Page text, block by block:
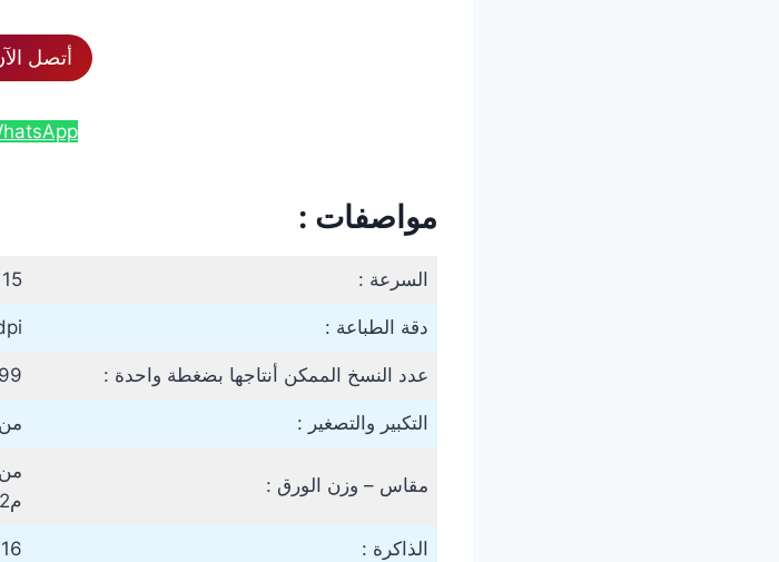
أتصل
مواصفات :
السرعة : 15 ورقة فى الدقيقة .
دقة الطباعة : .
عدد النسخ الممكن أنتاجها بضغطة واحدة : 99 .
التكبير والتصغير : من 50% إلى 200% ( الزيادة والنقص بـ1% ) .
مقاس – وزن الورق :
م2.
الذاكرة : 16 ميجا بايت .